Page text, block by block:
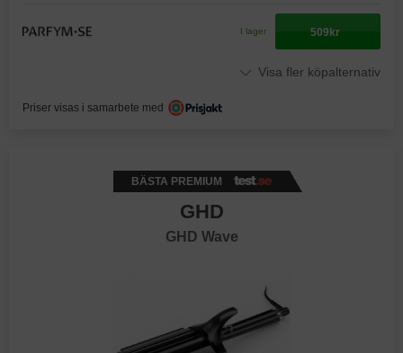
I lager 509kr
Visa fler köpalternativ
Priser visas i samarbete med
BÄSTA PREMIUM
GHD
GHD Wave